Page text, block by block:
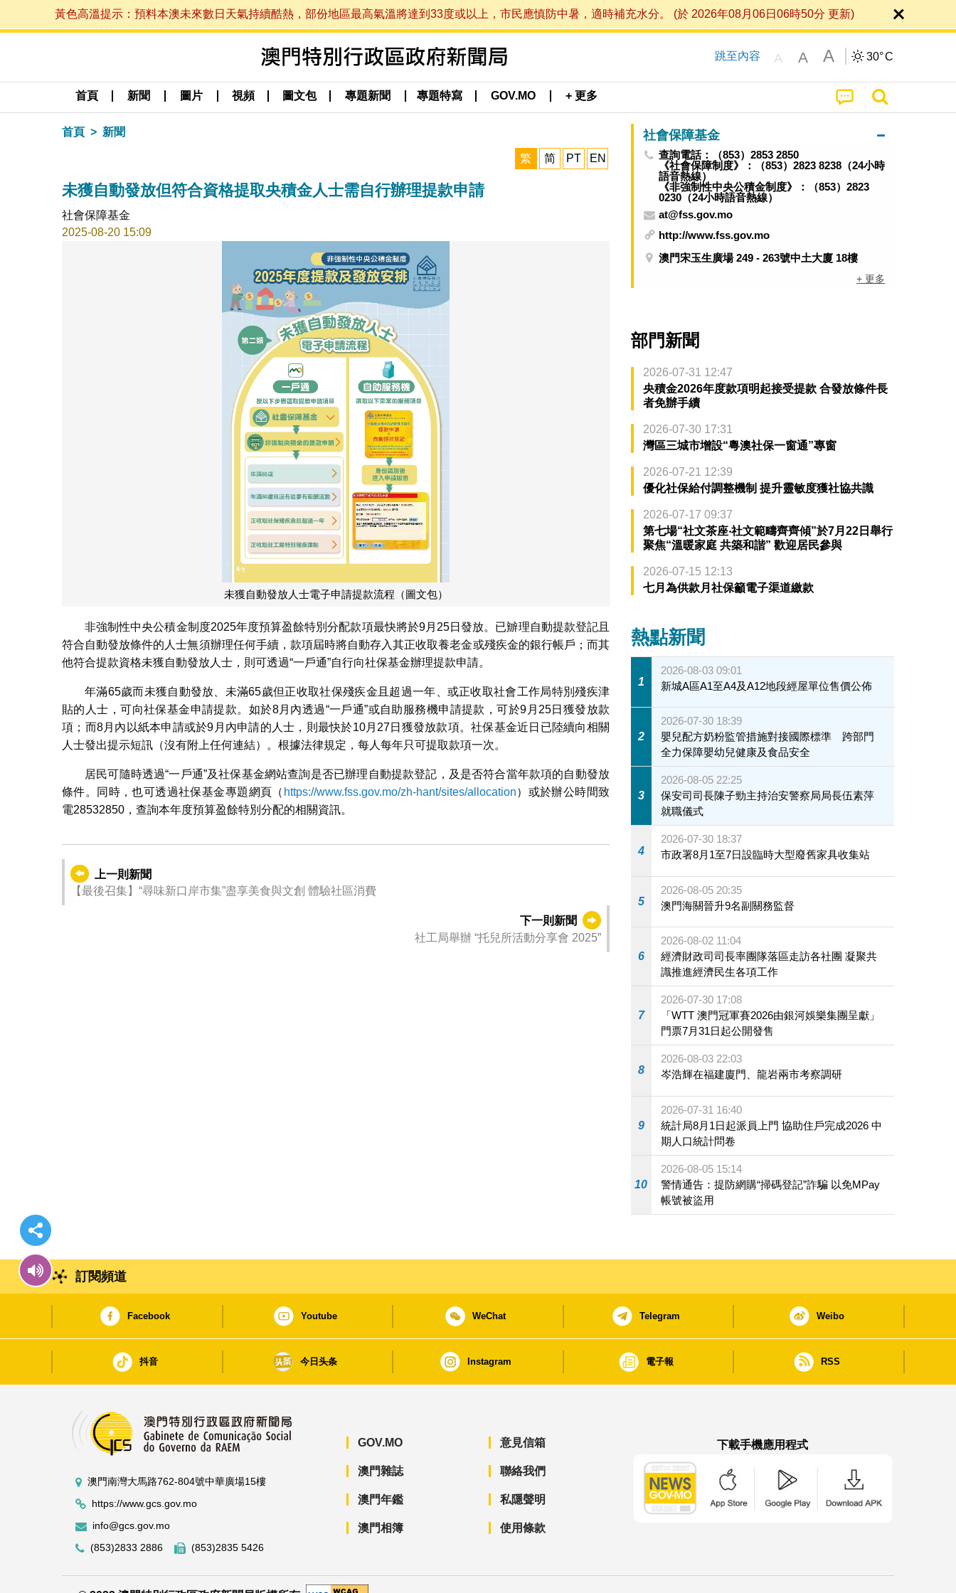
黃色高溫提示：預料本澳未來數日天氣持續酷熱，部份地區最高氣溫將達到33度或以上，市民應慎防中暑，適時補充水分。 (於 2026年08月06日06時50分 更新)
跳至內容 A A A 30°C
首頁 新聞 圖片 視頻 圖文包 專題新聞 專題特寫 GOV.MO + 更多
首頁 新聞
繁 简 PT EN
未獲自動發放但符合資格提取央積金人士需自行辦理提款申請
社會保障基金
2025-08-20 15:09
未獲自動發放人士電子申請提款流程（圖文包）
非強制性中央公積金制度2025年度預算盈餘特別分配款項最快將於9月25日發放。已辧理自動提款登記且
符合自動發放條件的人士無須辦理任何手續，款項屆時將自動存入其正收取養老金或殘疾金的銀行帳戶；而其
他符合提款資格未獲自動發放人士，則可透過“一戶通”自行向社保基金辦理提款申請。
年滿65歲而未獲自動發放、未滿65歲但正收取社保殘疾金且超過一年、或正收取社會工作局特別殘疾津
貼的人士，可向社保基金申請提款。如於8月內透過“一戶通”或自助服務機申請提款，可於9月25日獲發放款
項；而8月內以紙本申請或於9月內申請的人士，則最快於10月27日獲發放款項。社保基金近日已陸續向相關
人士發出提示短訊（沒有附上任何連結）。根據法律規定，每人每年只可提取款項一次。
居民可隨時透過“一戶通”及社保基金網站查詢是否已辦理自動提款登記，及是否符合當年款項的自動發放
條件。同時，也可透過社保基金專題網頁（ https://www.fss.gov.mo/zh-hant/sites/allocation）或於辦公時間致
電28532850，查詢本年度預算盈餘特別分配的相關資訊。
上一則新聞
【最後召集】“尋味新口岸市集”盡享美食與文創 體驗社區消費
下一則新聞
社工局舉辦 “托兒所活動分享會 2025”
社會保障基金
查詢電話：（853）2853 2850
《社會保障制度》：（853）2823 8238（24小時
語音熱線）
《非強制性中央公積金制度》：（853）2823
0230（24小時語音熱線）
at@fss.gov.mo
http://www.fss.gov.mo
澳門宋玉生廣場 249 - 263號中土大廈 18樓
+ 更多
部門新聞
2026-07-31 12:47
央積金2026年度款項明起接受提款 合發放條件長
者免辦手續
2026-07-30 17:31
灣區三城市增設“粵澳社保一窗通”專窗
2026-07-21 12:39
優化社保給付調整機制 提升靈敏度獲社協共識
2026-07-17 09:37
第七場“社文茶座‧社文範疇齊齊傾”於7月22日舉行
聚焦“溫暖家庭 共築和諧” 歡迎居民參與
2026-07-15 12:13
七月為供款月社保籲電子渠道繳款
熱點新聞
1
2026-08-03 09:01
新城A區A1至A4及A12地段經屋單位售價公佈
2
2026-07-30 18:39
嬰兒配方奶粉監管措施對接國際標準 跨部門
全力保障嬰幼兒健康及食品安全
3
2026-08-05 22:25
保安司司長陳子勁主持治安警察局局長伍素萍
就職儀式
4
2026-07-30 18:37
市政署8月1至7日設臨時大型廢舊家具收集站
5
2026-08-05 20:35
澳門海關晉升9名副關務監督
6
2026-08-02 11:04
經濟財政司司長率團隊落區走訪各社團 凝聚共
識推進經濟民生各項工作
7
2026-07-30 17:08
「WTT 澳門冠軍賽2026由銀河娛樂集團呈獻」
門票7月31日起公開發售
8
2026-08-03 22:03
岑浩輝在福建廈門、龍岩兩市考察調研
9
2026-07-31 16:40
統計局8月1日起派員上門 協助住戶完成2026 中
期人口統計問卷
10
2026-08-05 15:14
警情通告：提防網購“掃碼登記”詐騙 以免MPay
帳號被盜用
訂閱頻道
Facebook Youtube WeChat Telegram Weibo
抖音 今日头条 Instagram 電子報 RSS
澳門南灣大馬路762-804號中華廣場15樓
https://www.gcs.gov.mo
info@gcs.gov.mo
(853)2833 2886
(853)2835 5426
GOV.MO
澳門雜誌
澳門年鑑
澳門相簿
意見信箱
聯絡我們
私隱聲明
使用條款
下載手機應用程式